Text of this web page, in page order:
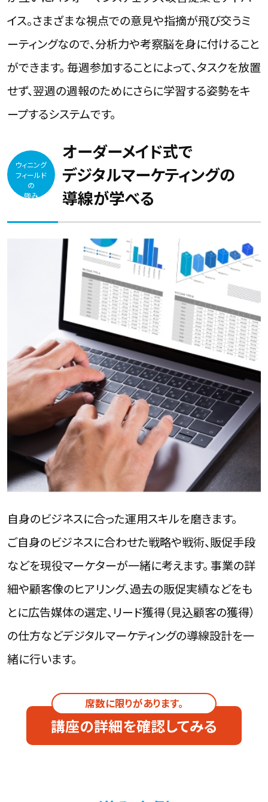
イス。さまざまな視点での意見や指摘が飛び交うミ
ーティングなので、分析力や考察脳を身に付けること
ができます。 毎週参加することによって、タスクを放置
せず、翌週の週報のためにさらに学習する姿勢をキ
ープするシステムです。
ウィニング
フィールド
の
強み
オーダーメイド式で
デジタルマーケティングの
導線が学べる
自身のビジネスに合った運用スキルを磨きます。
ご自身のビジネスに合わせた戦略や戦術、販促手段
などを現役マーケターが一緒に考えます。 事業の詳
細や顧客像のヒアリング、過去の販促実績などをも
とに広告媒体の選定、リード獲得（見込顧客の獲得）
の仕方などデジタルマーケティングの導線設計を一
緒に行います。
講座の詳細を確認してみる